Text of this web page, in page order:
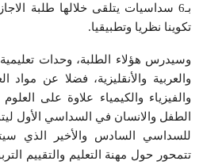
بـ6 سداسيات يتلقى خلالها طلبة
تكوينا نظريا وتطبيقيا.
وسيدرس هؤلاء الطلبة، وحدات
والعربية والأنقليزية، فضلا عن مواد
والفيزياء والكيمياء علاوة على
الطفل والانسان في السداسي الأول
للسداسي السادس والأخير الذي
تتمحور حول مهنة التعليم والتقييم